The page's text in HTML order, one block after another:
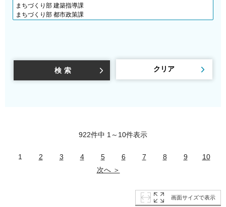
922件中 1～10件表示
1 2 3 4 5 6 7 8 9
10
次へ ＞
画面サイズで表示